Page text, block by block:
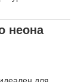
неона